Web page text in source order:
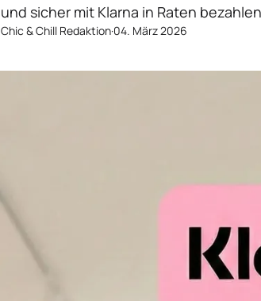
und sicher mit Klarna in Raten
Chic & Chill Redaktion·04. März 2026